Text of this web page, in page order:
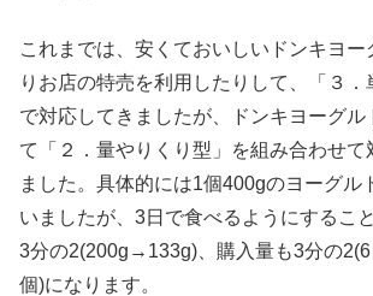
これまでは、安くておいしいドンキヨー
りお店の特売を利用したりして、「３．
で対応してきましたが、ドンキヨーグル
て「２．量やりくり型」を組み合わせて
ました。具体的には1個400gのヨーグル
いましたが、3日で食べるようにするこ
3分の2(200g→133g)、購入量も3分の
個)になります。